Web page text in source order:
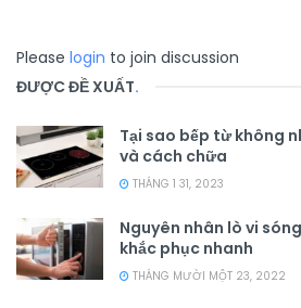
Please login to join discussion
ĐƯỢC ĐỀ XUẤT.
Tại sao bếp từ không
và cách chữa
THÁNG 1 31, 2023
Nguyên nhân lò vi
khắc phục nhanh
THÁNG MƯỜI MỘT 23, 2022